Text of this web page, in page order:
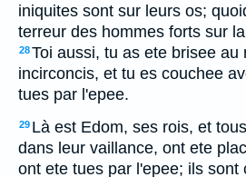
iniquites sont sur leurs os;
terreur des hommes forts sur
28Toi aussi, tu as ete brisee au
incirconcis, et tu es couchee
tues par l'epee.
29 Là est Edom, ses rois, et
dans leur vaillance, ont ete
ont ete tues par l'epee; ils sont